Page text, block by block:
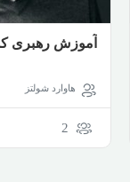
آموزش رهبری
هاوارد شولتز
2